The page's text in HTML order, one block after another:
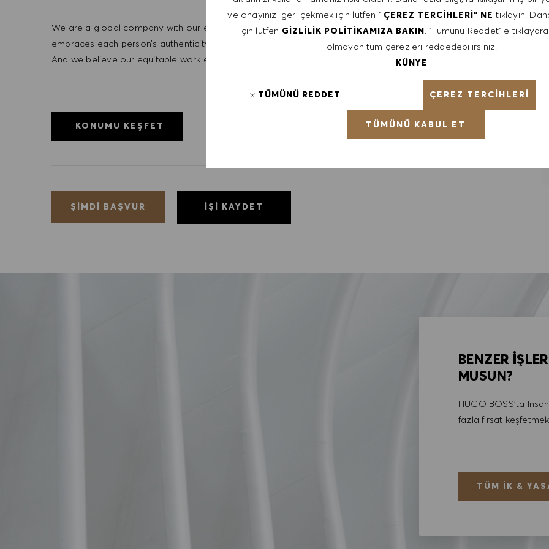
ve onayınızı geri çekmek için lütfen " ÇEREZ TERCIHLERI" NE tıklayın.
için lütfen GIZLILIK POLITIKAMIZA BAKIN. "Tümünü Reddet" e
olmayan tüm çerezleri reddedebilirsiniz.
KÜNYE
ÇEREZ TERCIHLERI
TÜMÜNÜ REDDET
TÜMÜNÜ KABUL ET
We are a global company with our employees representative of the world at large. Our inclusive culture
embraces each person’s authenticity and individuality. We are committed to equal employment opportunity.
And we believe our equitable work environment helps unleash your full potential and inspires you to thrive.
KONUMU KEŞFET
ŞIMDI BAŞVUR İŞI KAYDET
BENZER
MUSUN?
HUGO BOSS'ta
fazla fırsat
TÜM İK &